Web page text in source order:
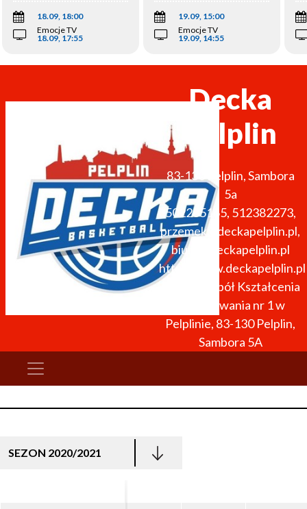
18.09, 18:00
Emocje TV
18.09, 17:55
19.09, 15:00
Emocje TV
19.09, 14:55
Decka
Pelplin
83-130 Pelplin,Sambora
5a
502285165, 512382273,
przemek@deckapelplin.pl,
biuro@deckapelplin.pl
http://www.deckapelplin.pl
arena: Zespół Kształcenia
i Wychowania nr 1 w
Pelplinie, 83-130 Pelplin,
Sambora 5A
SEZON 2020/2021